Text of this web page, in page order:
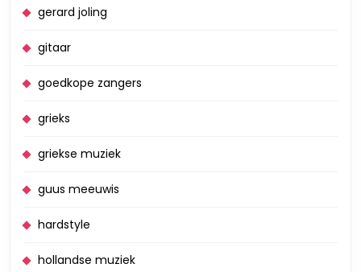
gerard joling
gitaar
goedkope zangers
grieks
griekse muziek
guus meeuwis
hardstyle
hollandse muziek